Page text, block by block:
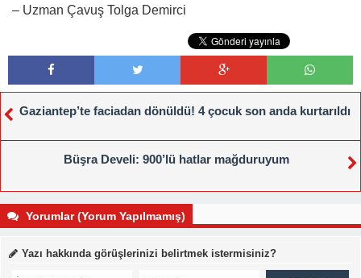
– Uzman Çavuş Tolga Demirci
Gaziantep’te faciadan dönüldü! 4 çocuk son anda kurtarıldı
Büşra Develi: 900’lü hatlar mağduruyum
Yorumlar (Yorum Yapılmamış)
Yazı hakkında görüşlerinizi belirtmek istermisiniz?